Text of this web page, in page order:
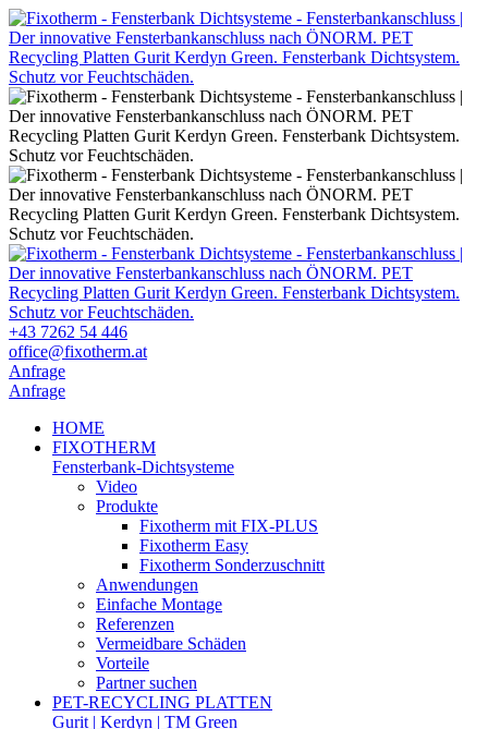
+43 7262 54 446
office@fixotherm.at
Anfrage
Anfrage
HOME
FIXOTHERM
Fensterbank-Dichtsysteme
Video
Produkte
Fixotherm mit FIX-PLUS
Fixotherm Easy
Fixotherm Sonderzuschnitt
Anwendungen
Einfache Montage
Referenzen
Vermeidbare Schäden
Vorteile
Partner suchen
PET-RECYCLING PLATTEN
Gurit | Kerdyn | TM Green